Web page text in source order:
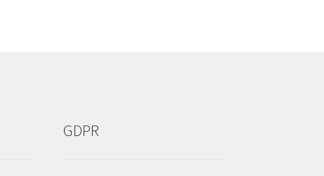
GDPR